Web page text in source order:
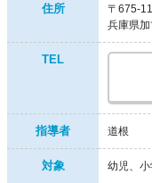
住所
〒675-
兵庫県
TEL
指導者 道根
対象 幼児 小